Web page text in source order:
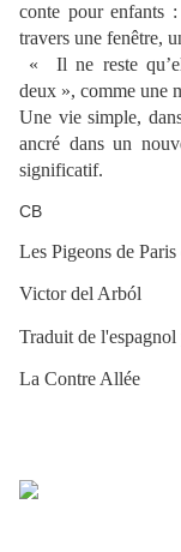
conte pour enfants
travers une fenêtre,
« Il ne reste
deux », comme une
Une vie simple,
ancré dans un
significatif.
CB
Les Pigeons de
Victor del Arból
Traduit de
La Contre Allée